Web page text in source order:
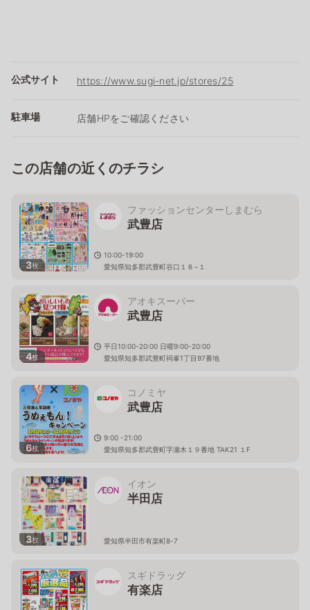
公式サイト https://www.sugi-net.jp/stores/25
駐車場 店舗HPをご確認ください
この店舗の近くのチラシ
3枚
ファッションセンターしまむら
武豊店
10:00-19:00
愛知県知多郡武豊町谷口１８−１
4枚
アオキスーパー
武豊店
平日10:00-20:00 日曜9:00-20:00
愛知県知多郡武豊町祠峯1丁目97番地
6枚
コノミヤ
武豊店
9:00 -21:00
愛知県知多郡武豊町字瀬木１９番地 TAK21 １F
3枚
イオン
半田店
愛知県半田市有楽町8-7
スギドラッグ
有楽店